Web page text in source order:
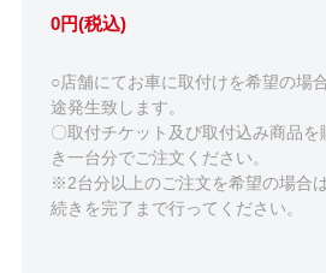
0円(税込)
○店舗にてお車に取付けを希望の場
途発生致します。
〇取付チケット及び取付込み商品
き一台分でご注文ください。
※2台分以上のご注文を希望の場合
続きを完了まで行ってください。